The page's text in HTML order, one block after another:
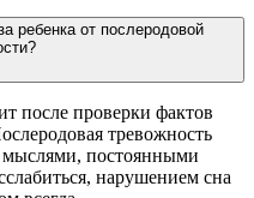
ребенка от послеродовой
после проверки фактов
тревожность
мыслями, постоянными
нарушением сна